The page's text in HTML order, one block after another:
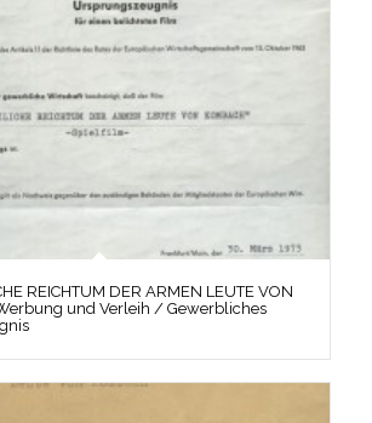
REICHTUM DER ARMEN LEUTE VON
und Verleih / Gewerbliches